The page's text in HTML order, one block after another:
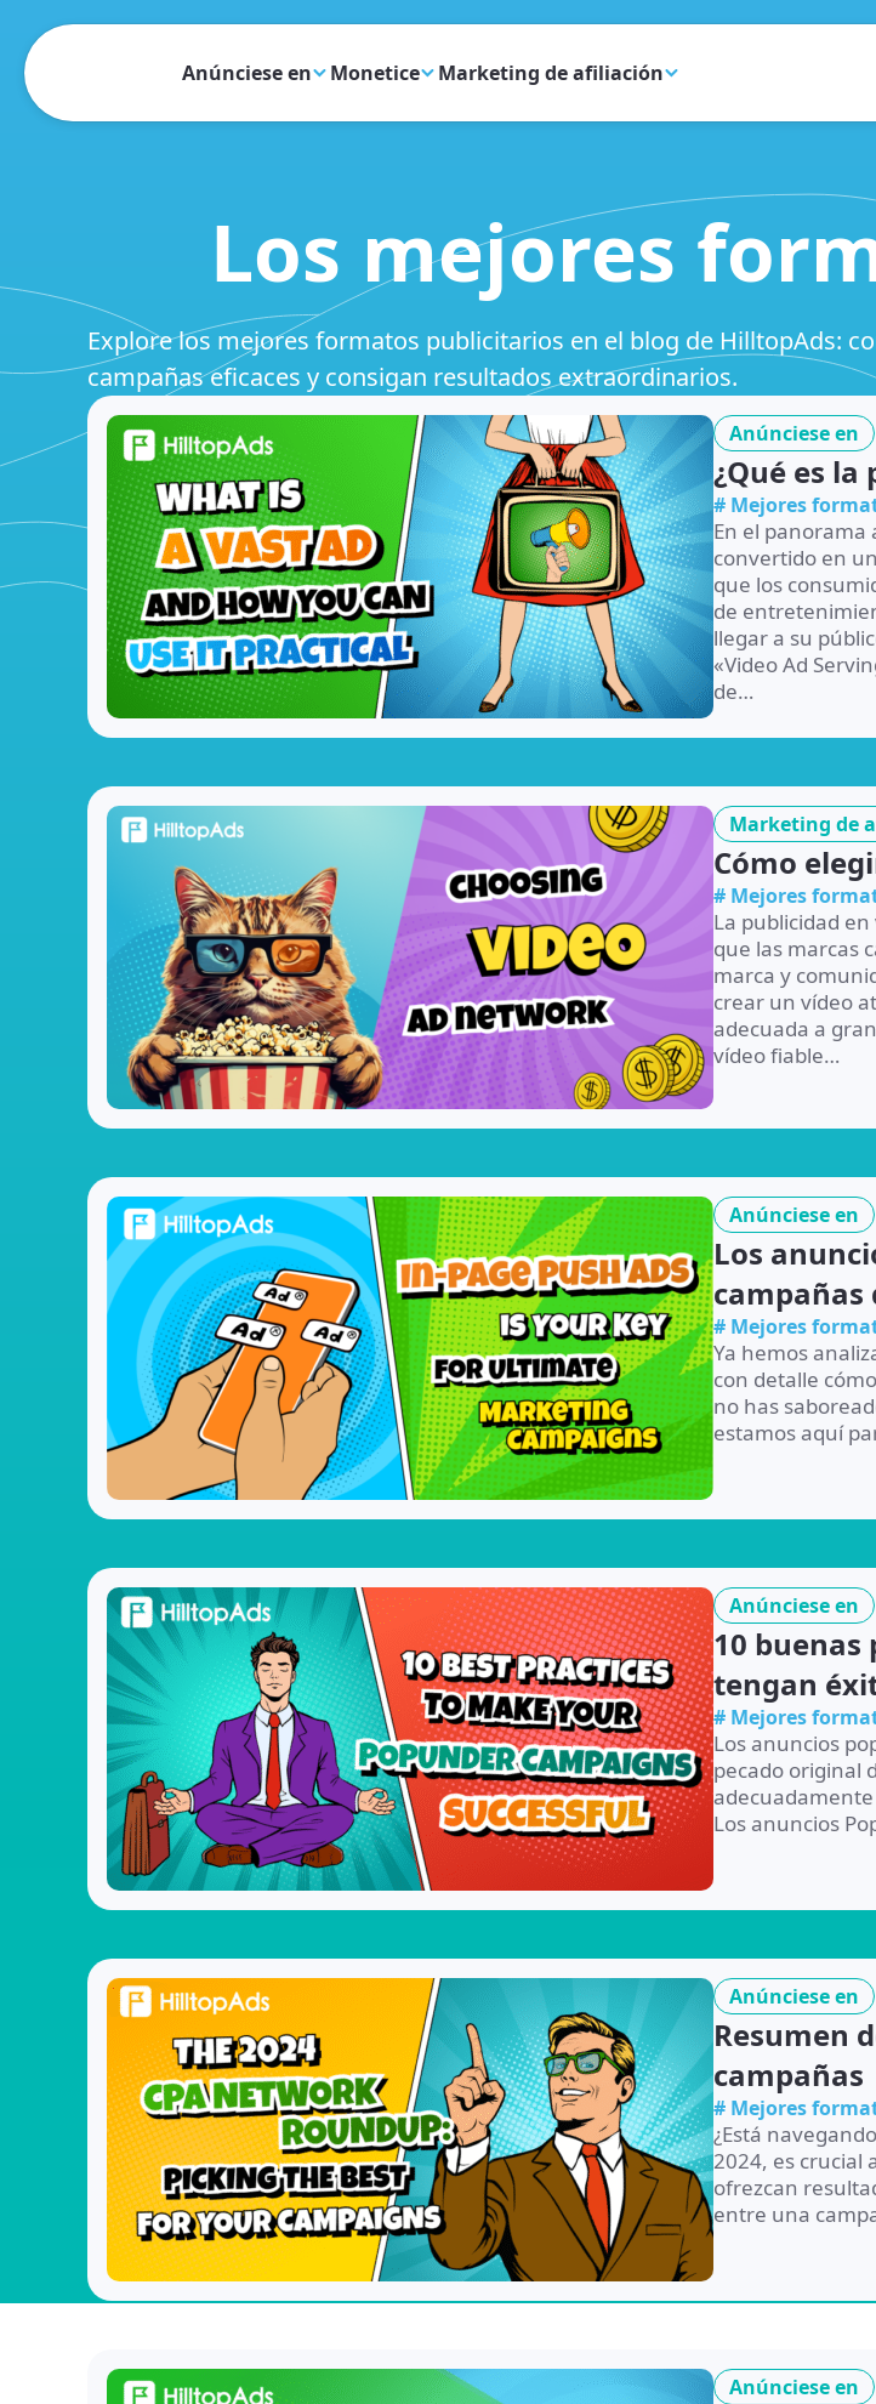
Anúnciese en Monetice Marketing de afiliación
Los mejores
Explore los mejores formatos publicitarios en el blog de HilltopAds:
campañas eficaces y consigan resultados extraordinarios.
Anúnciese en
¿Qué es
# Mejores
En el panorama
convertido en
que los
de
llegar a su
«Video Ad
de…
Marketing de
Cómo
# Mejores
La publicidad
que las marcas
marca y
crear un vídeo
adecuada a
vídeo fiable…
Anúnciese en
Los
# Mejores
Ya hemos
con detalle
no has
estamos aquí
Anúnciese en
10 buenas
tengan
# Mejores
Los anuncios
pecado original
Los anuncios
Anúnciese en
Resumen
campañas
# Mejores
¿Está
2024, es crucial
ofrezcan
entre una
Anúnciese en